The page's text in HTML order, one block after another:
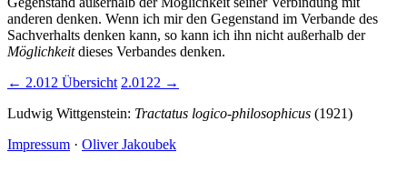
anderen denken. Wenn ich mir den Gegenstand im Verbande des
Sachverhalts denken kann, so kann ich ihn nicht außerhalb der
Möglichkeitdieses Verbandes denken.
← 2.012 Übersicht 2.0122 →
Ludwig Wittgenstein: Tractatus logico-philosophicus (1921)
Impressum · Oliver Jakoubek